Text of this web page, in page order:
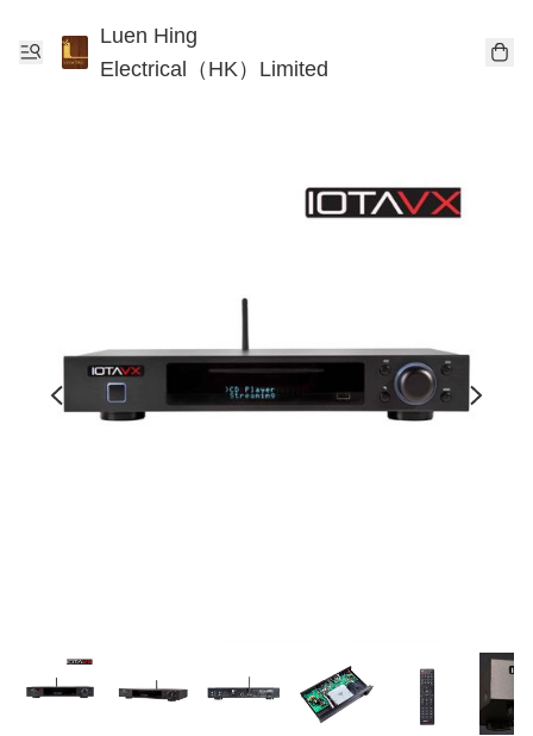
Luen Hing
Electrical（HK）Limited